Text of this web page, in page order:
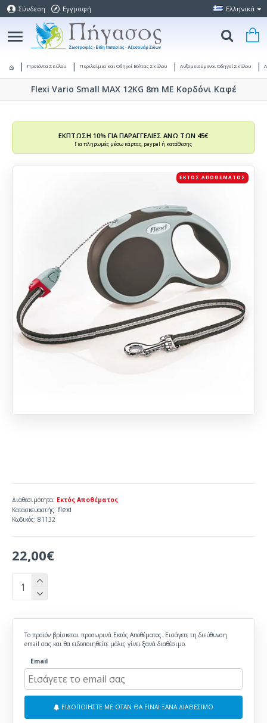
Σύνδεση Εγγραφή Ελληνικά
Προϊόντα Σκύλου Περιλαίμια και Οδηγοί Βόλτας Σκύλου Αυξομειούμενοι Οδηγοί Σκύλου
Flexi Vario Small MAX 12KG 8m ΜΕ Κορδόνι Καφέ
ΕΚΠΤΩΣΗ 10% ΓΙΑ ΠΑΡΑΓΓΕΛΙΕΣ ΑΝΩ ΤΩΝ 45€
Για πληρωμές μέσω κάρτας, paypal ή κατάθεσης
ΕΚΤΌΣ ΑΠΟΘΈΜΑΤΟΣ
22,00€
Διαθεσιμότητα: Εκτός Αποθέματος
Κατασκευαστής: flexi
Κωδικός: 81132
Το προϊόν βρίσκεται προσωρινά Εκτός Αποθέματος. Εισάγετε τη διεύθυνση
email σας και θα ειδοποιηθείτε μόλις γίνει ξανά διαθέσιμο.
Email
ΕΙΔΟΠΟΙΗΣΤΕ ΜΕ ΟΤΑΝ ΘΑ ΕΙΝΑΙ ΞΑΝΑ ΔΙΑΘΕΣΙΜΟ